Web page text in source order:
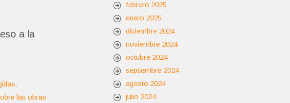
a la
las obras
febrero 2025
enero 2025
diciembre 2024
noviembre 2024
octubre 2024
septiembre 2024
agosto 2024
julio 2024